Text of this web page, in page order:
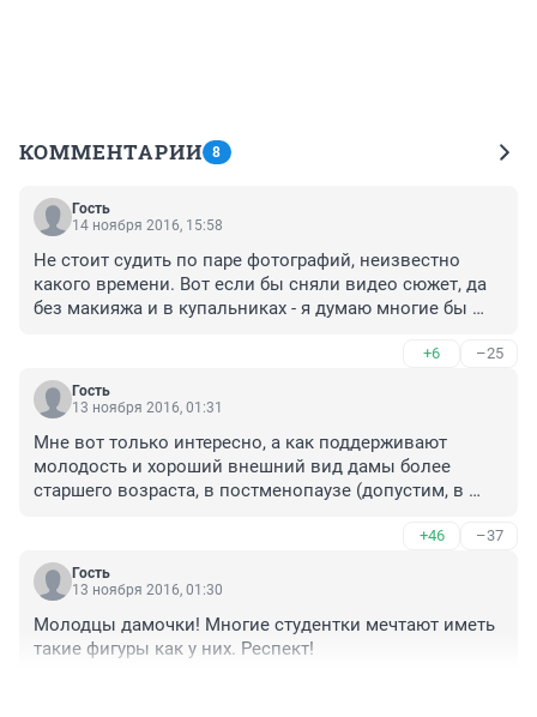
КОММЕНТАРИИ 8
Гость
14 ноября 2016, 15:58
Не стоит судить по паре фотографий, неизвестно
какого времени. Вот если бы сняли видео сюжет, да
без макияжа и в купальниках - я думаю многие бы
+6 –25
Гость
13 ноября 2016, 01:31
Мне вот только интересно, а как поддерживают
молодость и хороший внешний вид дамы более
старшего возраста, в постменопаузе (допустим, в
видео многих европеек - они и в этом возрасте
стройные и подтинутые, да и выглядят относительно
молодо, а вот наши- не всегда. Неужели ЗГТ?
+46 –37
Гость
13 ноября 2016, 01:30
Молодцы дамочки! Многие студентки мечтают иметь
такие фигуры как у них. Респект!